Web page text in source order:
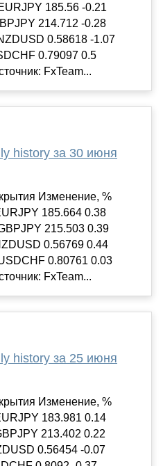
185.56 -0.21
214.712 -0.28
0.58618 -1.07
0.79097 0.5
FxTeam...
history за 30 июня
Изменение, %
185.664 0.38
215.503 0.39
0.56769 0.44
0.80761 0.03
FxTeam...
history за 25 июня
Изменение, %
183.981 0.14
213.402 0.22
0.56454 -0.07